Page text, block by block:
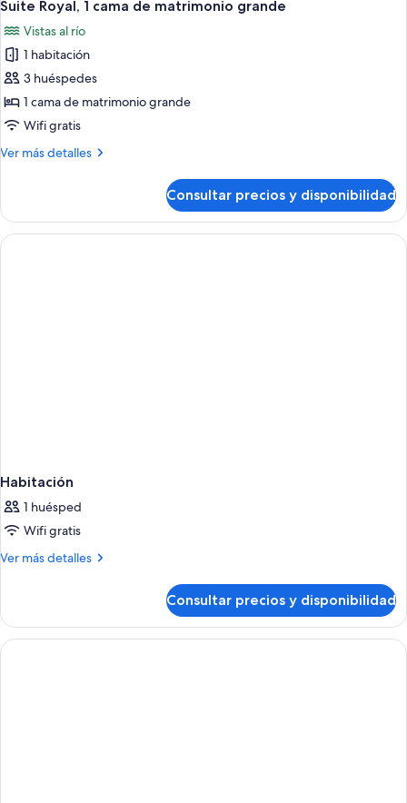
todas
las
fotos
de
Suite
Royal,
cama
grande
Suite Royal, 1 cama de matrimonio grande
Vistas al río
1 habitación
3 huéspedes
1 cama de matrimonio grande
Wifi gratis
Ver más detalles
Más
Royal,
cama
Consultar precios y disponibilidad
Habitación
1 huésped
Wifi gratis
Ver más detalles
Más
Consultar precios y disponibilidad